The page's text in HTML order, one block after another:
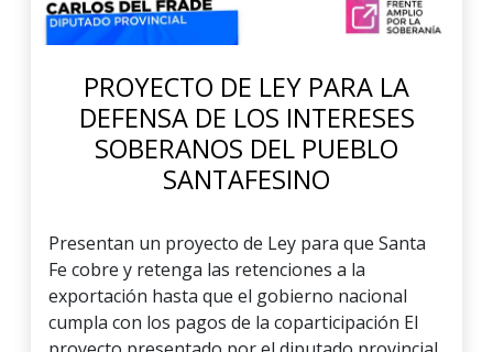
PROYECTO DE LEY PARA LA
DEFENSA DE LOS INTERESES
SOBERANOS DEL PUEBLO
SANTAFESINO
Presentan un proyecto de Ley para que Santa
Fe cobre y retenga las retenciones a la
exportación hasta que el gobierno nacional
cumpla con los pagos de la coparticipación El